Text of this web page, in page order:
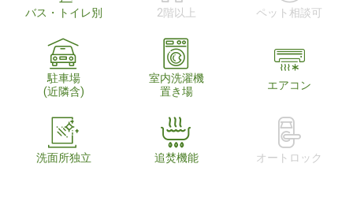
バス・トイレ別 2階以上 ペット相談可
駐車場
(近隣含)
室内洗濯機
置き場
エアコン
洗面所独立 追焚機能 オートロック